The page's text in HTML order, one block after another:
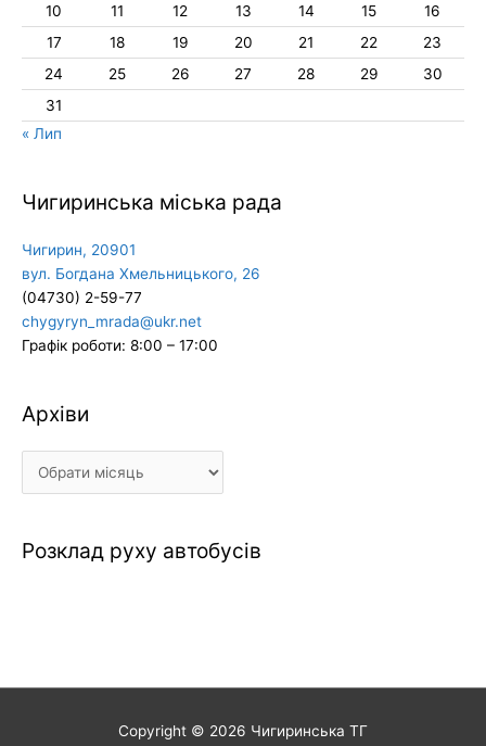
10
11 12 13 14 15
16
17
18 19 20 21 22
23
24
25 26 27 28 29
30
31
« Лип
Чигиринська міська рада
Чигирин, 20901
вул. Богдана Хмельницького, 26
(04730) 2-59-77
chygyryn_mrada@ukr.net
Графік роботи: 8:00 – 17:00
Архіви
Архіви
Розклад руху автобусів
Copyright © 2026 Чигиринська ТГ